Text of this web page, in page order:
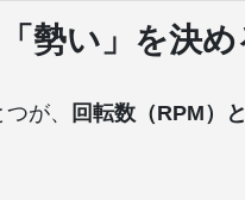
勢い」を決め
が、
回転数（RPM）